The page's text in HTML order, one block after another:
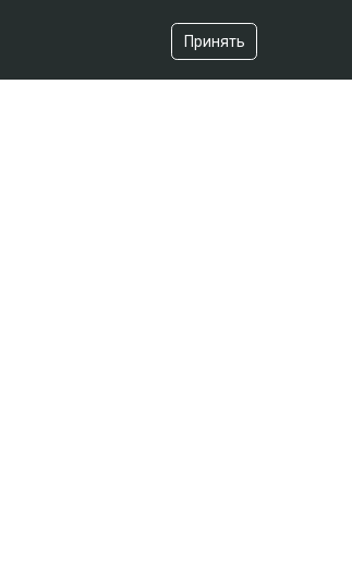
«Хотела покончить с собой»:
девочка подверглась травле после
Принять